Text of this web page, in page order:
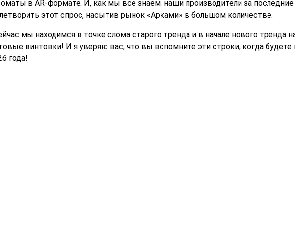
в AR-формате. И, как мы все знаем, наши производители за
этот спрос, насытив рынок «Арками» в большом количестве.
мы находимся в точке слома старого тренда и в начале нового тренда
винтовки! И я уверяю вас, что вы вспомните эти строки, когда будете
года!